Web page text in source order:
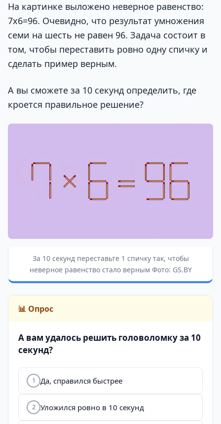
На картинке выложено неверное равенство:
7х6=96. Очевидно, что результат умножения
семи на шесть не равен 96. Задача состоит в
том, чтобы переставить ровно одну спичку и
сделать пример верным.
А вы сможете за 10 секунд определить, где
кроется правильное решение?
За 10 секунд переставьте 1 спичку так, чтобы
неверное равенство стало верным Фото: GS.BY
📊 Опрос
А вам удалось решить головоломку за 10
секунд?
1 Да, справился быстрее
2 Уложился ровно в 10 секунд